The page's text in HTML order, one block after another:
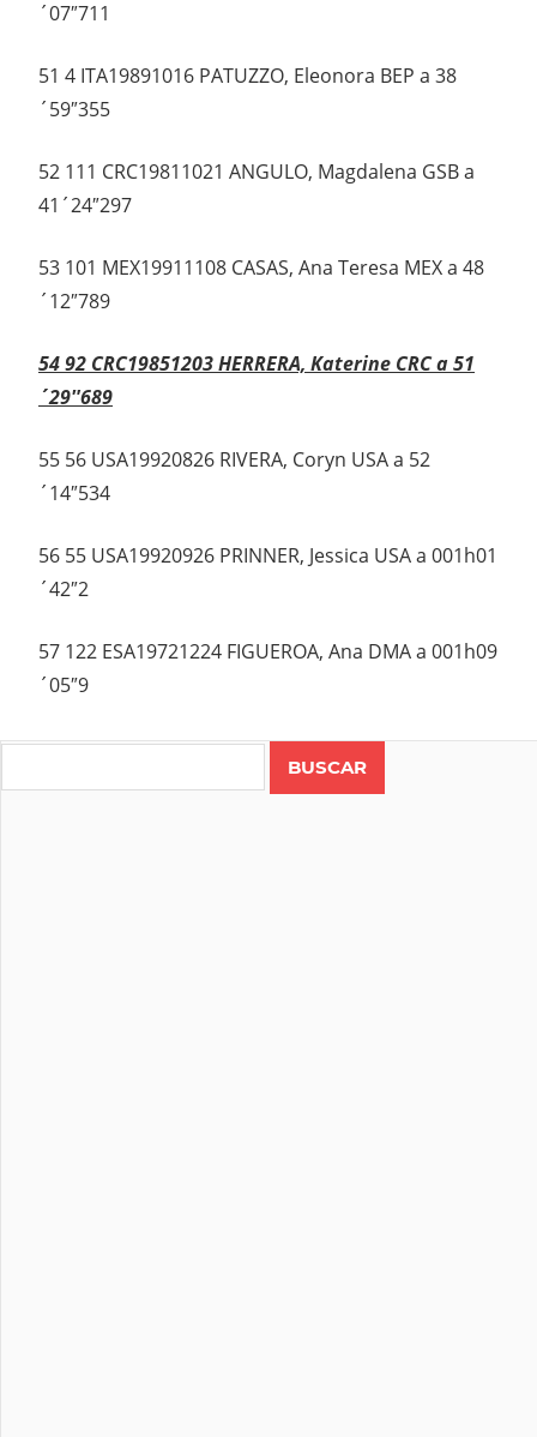
´07″711
51 4 ITA19891016 PATUZZO, Eleonora BEP a 38
´59″355
52 111 CRC19811021 ANGULO, Magdalena GSB a
41´24″297
53 101 MEX19911108 CASAS, Ana Teresa MEX a 48
´12″789
54 92 CRC19851203 HERRERA, Katerine CRC a 51
´29″689
55 56 USA19920826 RIVERA, Coryn USA a 52
´14″534
56 55 USA19920926 PRINNER, Jessica USA a 001h01
´42″2
57 122 ESA19721224 FIGUEROA, Ana DMA a 001h09
´05″9